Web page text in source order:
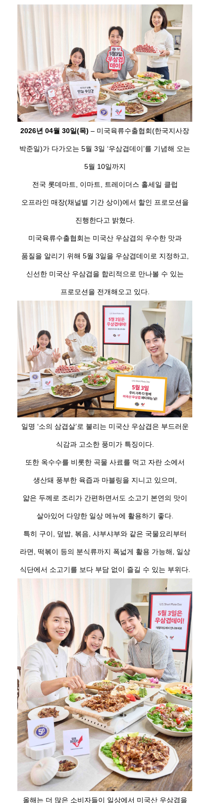
2026년 04월 30일(목) – 미국육류수출협회(한국지사장
박준일)가 다가오는 5월 3일 ‘우삼겹데이’를 기념해 오는
5월 10일까지
전국 롯데마트, 이마트, 트레이더스 홀세일 클럽
오프라인 매장(채널별 기간 상이)에서 할인 프로모션을
진행한다고 밝혔다.
미국육류수출협회는 미국산 우삼겹의 우수한 맛과
품질을 알리기 위해 5월 3일을 우삼겹데이로 지정하고,
신선한 미국산 우삼겹을 합리적으로 만나볼 수 있는
프로모션을 전개해오고 있다.
일명 ‘소의 삼겹살’로 불리는 미국산 우삼겹은 부드러운
식감과 고소한 풍미가 특징이다.
또한 옥수수를 비롯한 곡물 사료를 먹고 자란 소에서
생산돼 풍부한 육즙과 마블링을 지니고 있으며,
얇은 두께로 조리가 간편하면서도 소고기 본연의 맛이
살아있어 다양한 일상 메뉴에 활용하기 좋다.
특히 구이, 덮밥, 볶음, 샤부샤부와 같은 국물요리부터
라면, 떡볶이 등의 분식류까지 폭넓게 활용 가능해, 일상
식단에서 소고기를 보다 부담 없이 즐길 수 있는 부위다.
올해는 더 많은 소비자들이 일상에서 미국산 우삼겹을